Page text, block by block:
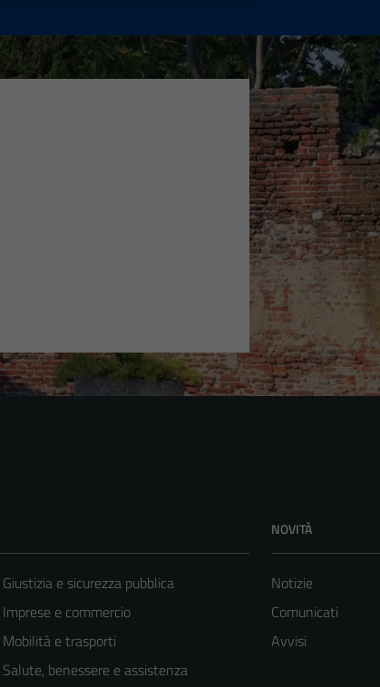
Giustizia e sicurezza pubblica
Imprese e commercio
Mobilità e trasporti
Salute, benessere e assistenza
NOVITÀ
Notizie
Comunicati
Avvisi